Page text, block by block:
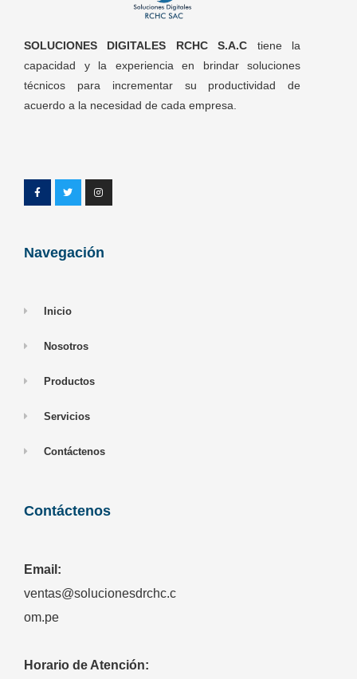
SOLUCIONES DIGITALES RCHC S.A.C tiene la
capacidad y la experiencia en brindar soluciones
técnicos para incrementar su productividad de
acuerdo a la necesidad de cada empresa.
Navegación
Inicio
Nosotros
Productos
Servicios
Contáctenos
Contáctenos
Email:
ventas@solucionesdrchc.c
om.pe
Horario de Atención: